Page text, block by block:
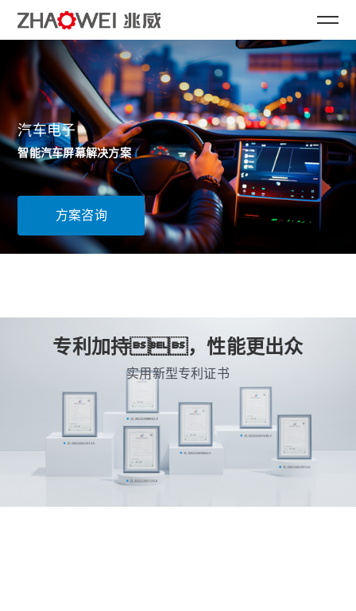
汽车电子
智能汽车屏幕解决方案
方案咨询
专利加持，性能更出众
实用新型专利证书